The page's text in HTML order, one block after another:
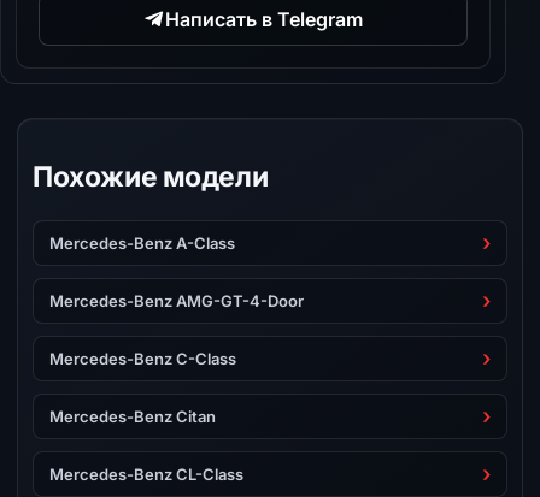
Написать в Telegram
Похожие модели
Mercedes-Benz A-Class
Mercedes-Benz AMG-GT-4-Door
Mercedes-Benz C-Class
Mercedes-Benz Citan
Mercedes-Benz CL-Class